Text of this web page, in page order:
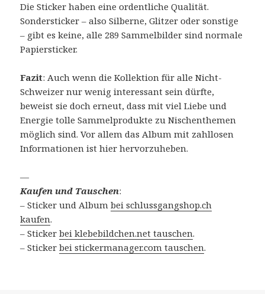
Die Sticker haben eine ordentliche Qualität.
Sondersticker – also Silberne, Glitzer oder sonstige
– gibt es keine, alle 289 Sammelbilder sind normale
Papiersticker.
Fazit: Auch wenn die Kollektion für alle Nicht-
Schweizer nur wenig interessant sein dürfte,
beweist sie doch erneut, dass mit viel Liebe und
Energie tolle Sammelprodukte zu Nischenthemen
möglich sind. Vor allem das Album mit zahllosen
Informationen ist hier hervorzuheben.
—
Kaufen und Tauschen:
– Sticker und Albumbei schlussgangshop.ch
kaufen.
– Stickerbei klebebildchen.net tauschen.
– Stickerbei stickermanager.com tauschen.